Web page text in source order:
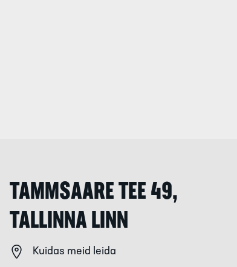
TAMMSAARE TEE 49,
TALLINNA LINN
Kuidas meid leida